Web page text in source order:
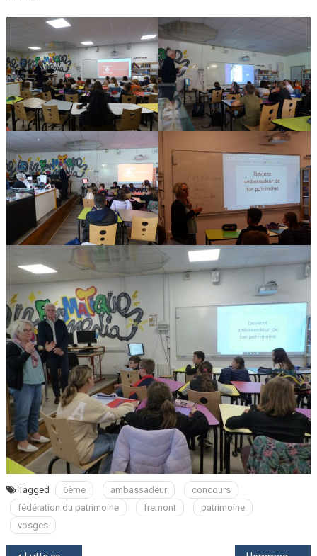
Tagged 6ème ambassadeur
concours
fédération du patrimoine
fremont
patrimoine
vosges